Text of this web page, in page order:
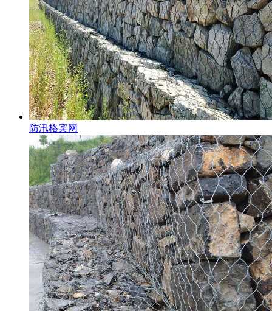
防汛格宾网